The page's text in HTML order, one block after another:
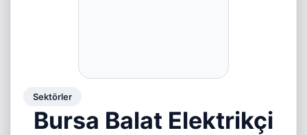
Sektörler
Bursa Balat Elektrikçi